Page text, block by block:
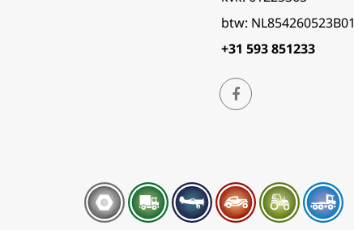
btw: NL854260523B01
+31 593 851233